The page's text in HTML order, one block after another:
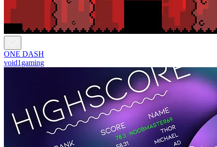
ONE DASH
void1gaming